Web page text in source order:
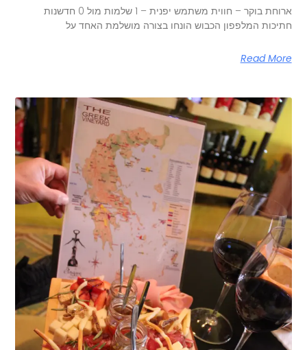
ארוחת בוקר – חווית משתמש יפנית – 1 שלמות מול 0 חדשנות
חתיכות המלפפון הכבוש הונחו בצורה מושלמת האחד על
Read More